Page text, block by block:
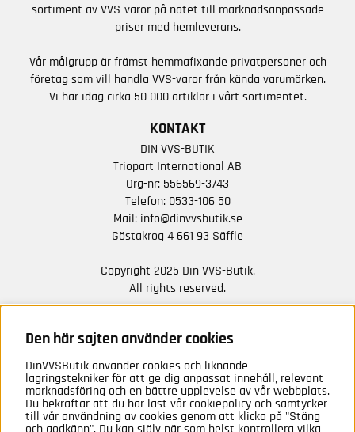
sortiment av VVS-varor på nätet till marknadsanpassade
priser med hemleverans.
Vår målgrupp är främst hemmafixande privatpersoner och
företag som vill handla VVS-varor från kända varumärken.
Vi har idag cirka 50 000 artiklar i vårt sortimentet.
KONTAKT
DIN VVS-BUTIK
Triopart International AB
Org-nr: 556569-3743
Telefon: 0533-106 50
Mail: info@dinvvsbutik.se
Göstakrog 4 661 93 Säffle
Copyright 2025 Din VVS-Butik.
All rights reserved.
NYHETER FRÅN OSS
Anmäl mig
Den här sajten använder cookies
DinVVSButik använder cookies och liknande
lagringstekniker för att ge dig anpassat innehåll, relevant
marknadsföring och en bättre upplevelse av vår webbplats.
Du bekräftar att du har läst vår cookiepolicy och samtycker
till vår användning av cookies genom att klicka på "Stäng
och godkänn". Du kan själv när som helst kontrollera vilka